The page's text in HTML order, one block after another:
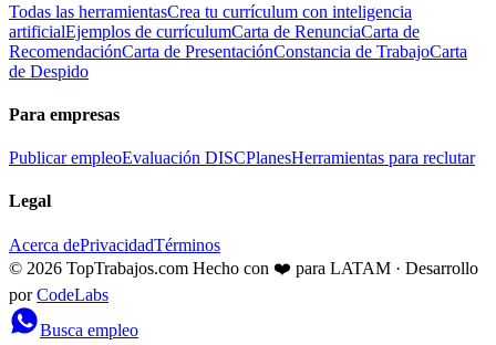
Todas las herramientasCrea tu currículum con inteligencia
artificialEjemplos de currículumCarta de RenunciaCarta de
RecomendaciónCarta de PresentaciónConstancia de TrabajoCarta
de Despido
Para empresas
Publicar empleoEvaluación DISCPlanesHerramientas para reclutar
Legal
Acerca dePrivacidadTérminos
© 2026 TopTrabajos.com Hecho con ❤️ para LATAM · Desarrollo
por CodeLabs
Busca empleo